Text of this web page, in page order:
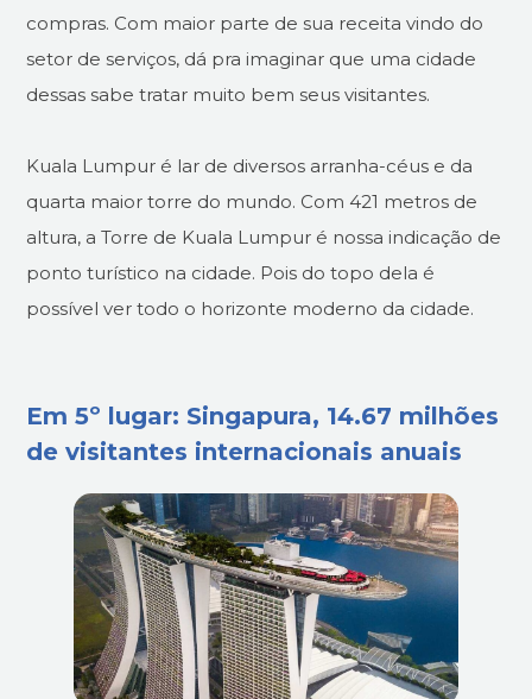
compras. Com maior parte de sua receita vindo do
setor de serviços, dá pra imaginar que uma cidade
dessas sabe tratar muito bem seus visitantes.
Kuala Lumpur é lar de diversos arranha-céus e da
quarta maior torre do mundo. Com 421 metros de
altura, a Torre de Kuala Lumpur é nossa indicação de
ponto turístico na cidade. Pois do topo dela é
possível ver todo o horizonte moderno da cidade.
Em 5º lugar: Singapura, 14.67 milhões
de visitantes internacionais anuais